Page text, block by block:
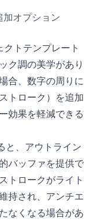
オプション
トテンプレート
ク調の美学があり
合、数字の周りに
トローク）を追加
効果を軽減できる
と、アウトライン
バッファを提供で
トロークがライト
持され、アンチエ
なくなる場合があ